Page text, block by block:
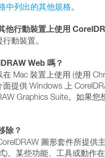
中列出的其他規格。
他行動裝置上使用
動裝置。
Web 嗎？
Mac 裝置上使用 (使用
面提供 Windows 上
Graphics Suite。如果
除？
圖形套件所提供
)。某些功能、工具或動作